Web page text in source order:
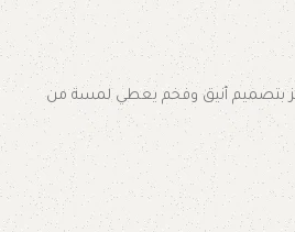
بتصميم أنيق وفخم يعطي لمسة من